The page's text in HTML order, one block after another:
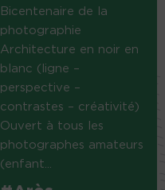
Bicentenaire de la
photographie
Architecture en noir en
blanc (ligne –
perspective –
contrastes – créativité)
Ouvert à tous les
photographes amateurs
(enfant...